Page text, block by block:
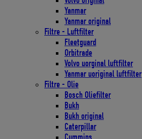
Yanmar
Yanmar original
Filtre - Luftfilter
Fleetguard
Orbitrade
Volvo uorginal luftfilter
Yanmar uoriginal luftfilter
Filtre - Olie
Bosch Oliefilter
Bukh
Bukh original
Caterpillar